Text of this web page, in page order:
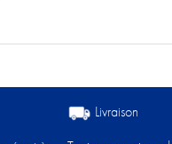
Livraison